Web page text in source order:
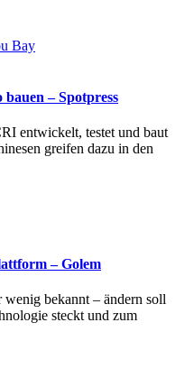
– Spotpress
entwickelt, testet und baut
greifen dazu in den
– Golem
bekannt – ändern soll
steckt und zum